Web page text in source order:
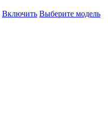
Включить Выберите модель